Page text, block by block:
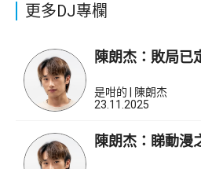
更多DJ專欄
陳朗杰：敗局已
是咁的 | 陳朗杰
23.11.2025
陳朗杰：睇動漫